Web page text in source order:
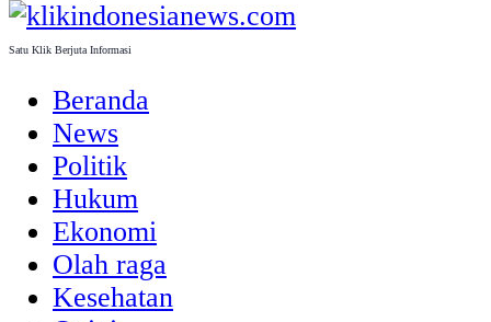
Satu Klik Berjuta Informasi
Beranda
News
Politik
Hukum
Ekonomi
Olah raga
Kesehatan